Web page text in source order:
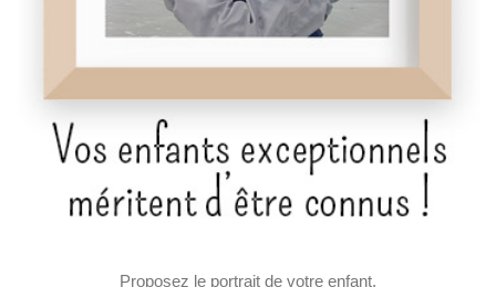
Proposez le portrait de votre enfant,